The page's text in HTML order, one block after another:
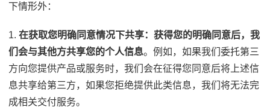
下情形外：
1. 在获取您明确同意情况下共享：获得您的明确同意后，我
们会与其他方共享您的个人信息。例如，如果我们委托第三
方向您提供产品或服务时，我们会在征得您同意后将上述信
息共享给第三方，如果您拒绝提供此类信息，我们将无法完
成相关交付服务。